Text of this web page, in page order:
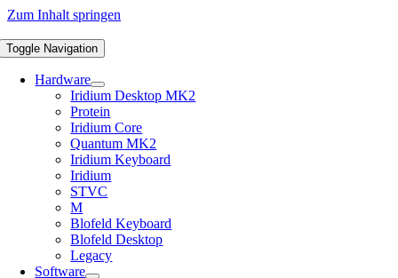
Zum Inhalt springen
Toggle Navigation
Hardware
Iridium Desktop MK2
Protein
Iridium Core
Quantum MK2
Iridium Keyboard
Iridium
STVC
M
Blofeld Keyboard
Blofeld Desktop
Legacy
Software